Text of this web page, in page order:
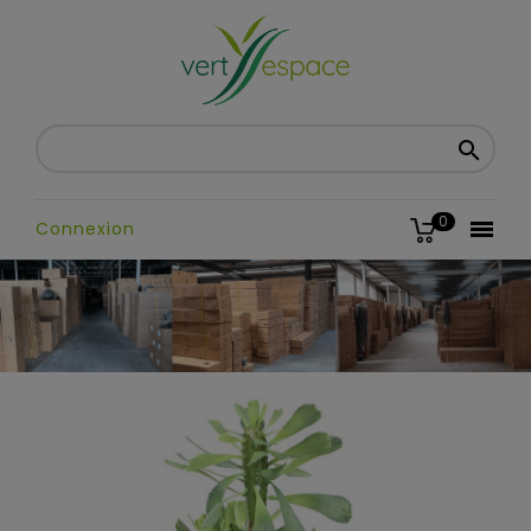


0
Connexion